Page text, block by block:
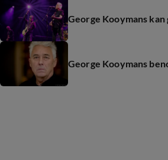
George Kooymans
George Kooymans